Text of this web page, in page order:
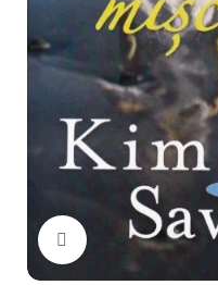
Mărește imaginea